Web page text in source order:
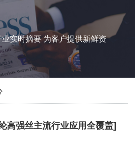
实时摘要 为客户提供新鲜资
高强丝主流行业应用全覆盖]